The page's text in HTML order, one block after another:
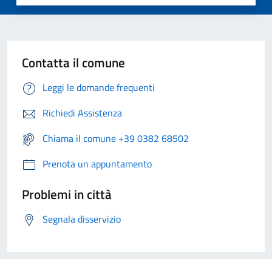
Contatta il comune
Leggi le domande frequenti
Richiedi Assistenza
Chiama il comune +39 0382 68502
Prenota un appuntamento
Problemi in città
Segnala disservizio